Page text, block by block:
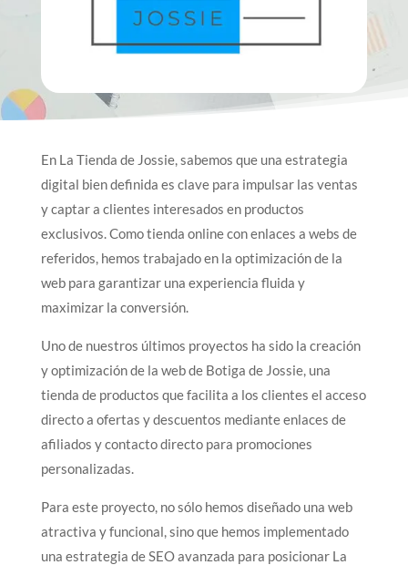
En La Tienda de Jossie, sabemos que una estrategia
digital bien definida es clave para impulsar las ventas
y captar a clientes interesados en productos
exclusivos. Como tienda online con enlaces a webs de
referidos, hemos trabajado en la optimización de la
web para garantizar una experiencia fluida y
maximizar la conversión.
Uno de nuestros últimos proyectos ha sido la creación
y optimización de la web de Botiga de Jossie, una
tienda de productos que facilita a los clientes el acceso
directo a ofertas y descuentos mediante enlaces de
afiliados y contacto directo para promociones
personalizadas.
Para este proyecto, no sólo hemos diseñado una web
atractiva y funcional, sino que hemos implementado
una estrategia de SEO avanzada para posicionar La